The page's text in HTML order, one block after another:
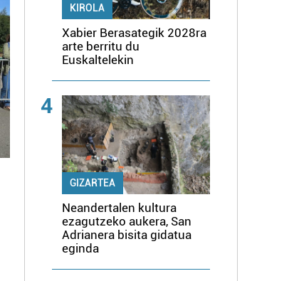
KIROLA
Xabier Berasategik 2028ra
arte berritu du
Euskaltelekin
4
GIZARTEA
Neandertalen kultura
ezagutzeko aukera, San
Adrianera bisita gidatua
eginda